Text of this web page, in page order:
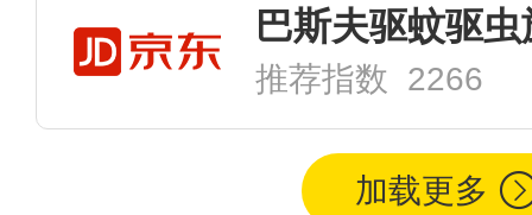
巴斯夫驱蚊驱
推荐指数 2266
加载更多